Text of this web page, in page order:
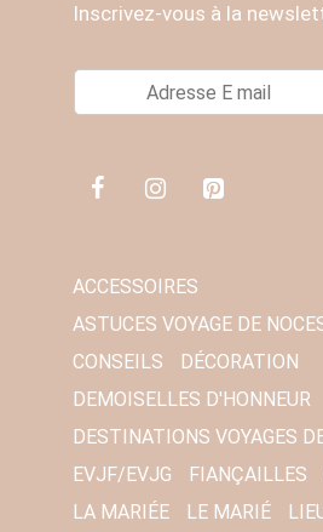
Inscrivez-vous à la
E
ACCESSOIRES
ASTUCES VOYAGE DE
CONSEILS
DÉCORATION
DEMOISELLES D'HONNEUR
DESTINATIONS VOYAGES
EVJF/EVJG
FIANÇAILLES
LA MARIÉE
LE MARIÉ